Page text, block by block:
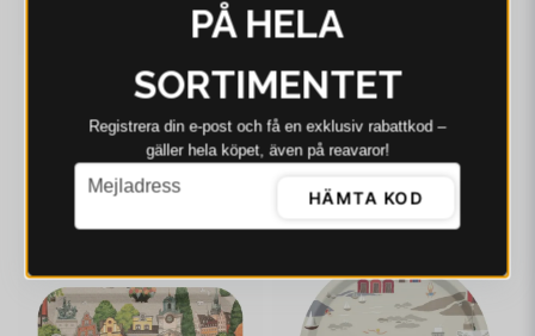
Arvidssons Kärrleken
offwhite/grön rund
bricka Ø31 cm
ARVIDSSONS
Arvidssons Stortorget
rund bricka
PÅ HELA
SORTIMENTET
Registrera din e‑post och få en exklusiv rabattkod –
gäller hela köpet, även på reavaror!
email
Mejladress
HÄMTA KOD